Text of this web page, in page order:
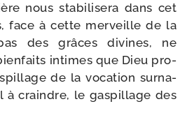
nous sta­bi­li­se­ra dans cet
face à cette mer­veille de la
des grâces divines, ne
intimes que Dieu pro­
de la voca­tion sur­na­
à craindre, le gas­pillage des